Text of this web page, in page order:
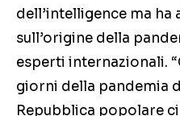
dell’intelligence ma
sull’origine della
esperti internazionali.
giorni della pandemia
Repubblica popolare